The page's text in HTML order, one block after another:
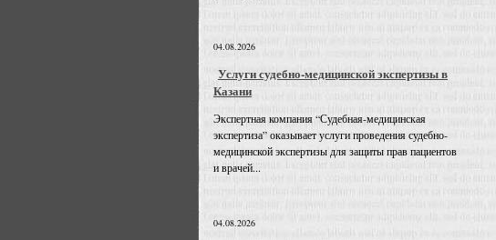
04.08.2026
Услуги судебно-медицинской экспертизы в
Казани
Экспертная компания “Судебная-медицинская
экспертиза” оказывает услуги проведения судебно-
медицинской экспертизы для защиты прав пациентов
и врачей...
04.08.2026